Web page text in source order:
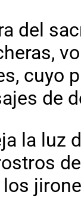
del
cuyo
de
la luz